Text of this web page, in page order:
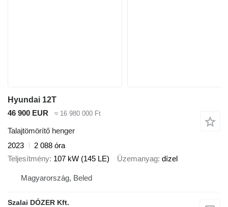
Hyundai 12T
46 900 EUR
≈ 16 980 000 Ft
Talajtömörítő henger
2023
2 088 óra
Teljesítmény 107 kW (145 LE) Üzemanyag dízel
Magyarország, Beled
Szalai DÓZER Kft.